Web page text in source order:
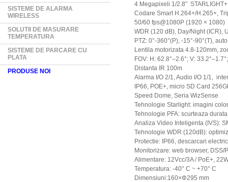
SISTEME DE ALARMA
WIRELESS
SOLUTII DE MASURARE
TEMPERATURA
SISTEME DE PARCARE CU
PLATA
PRODUSE NOI
4 Megapixeli 1/2.8”
Codare Smart H.264+/H.265+,
50/60 fps@1080P (1920 × 1080)
WDR (120 dB), Day/Night (ICR),
PTZ: 0°-360°(P), -15°-90°(T),
Lentila motorizata 4.8-120mm,
FOV: H: 62.8°–2.6°; V:
Distanta IR 100m
Alarma I/O 2/1, Audio I/O 1/1,
IP66, POE+, micro SD Card
Speed Dome, Seria WizSense
Tehnologie Starlight: imagini
Tehnologie PFA: scurteaza
Analiza Video Inteligenta (IVS):
Tehnologie WDR (120dB):
Protectie: IP66, descarcari
Monitorizare: web browser, DSS/
Alimentare: 12Vcc/3A / PoE+,
Temperatura: -40° C ~ +70° C
Dimensiuni:160×Φ295 mm